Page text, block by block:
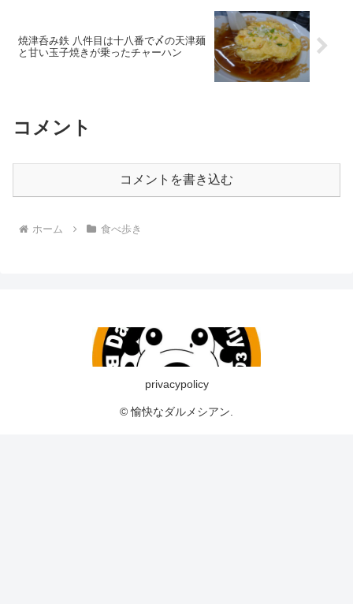
焼津呑み鉄 八件目は十八番で〆の天津麺
と甘い玉子焼きが乗ったチャーハン
コメント
コメントを書き込む
ホーム 食べ歩き
privacypolicy
© 愉快なダルメシアン.